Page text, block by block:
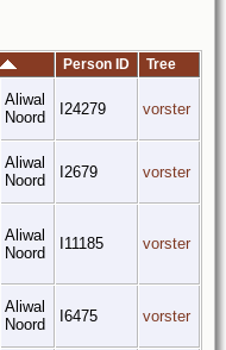
Person ID Tree
Aliwal
Noord
I24279 vorster
Aliwal
Noord
I2679 vorster
Aliwal
Noord
I11185 vorster
Aliwal
Noord
I6475 vorster